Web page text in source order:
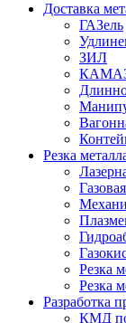
Доставка
ГАЗель
ЗИЛ
Резка
Резка
Резка
Разработка
КМД